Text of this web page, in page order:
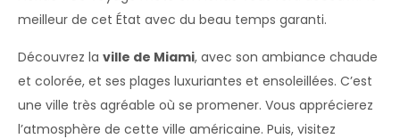
meilleur de cet État avec du beau temps garanti.
Découvrez la ville de Miami, avec son ambiance chaude
et colorée, et ses plages luxuriantes et ensoleillées. C’est
une ville très agréable où se promener. Vous apprécierez
l’atmosphère de cette ville américaine. Puis, visitez